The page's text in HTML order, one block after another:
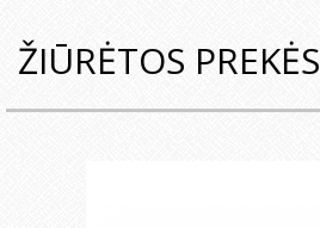
ŽIŪRĖTOS PREKĖS